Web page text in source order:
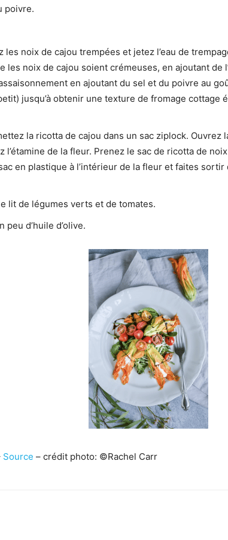
poivre.
noix de cajou trempées et jetez l’eau de
les noix de cajou soient crémeuses, en ajoutant
en ajoutant du sel et du poivre au
jusqu’à obtenir une texture de fromage cottage
la ricotta de cajou dans un sac ziplock. Ouvrez
de la fleur. Prenez le sac de ricotta de
en plastique à l’intérieur de la fleur et faites
lit de légumes verts et de tomates.
d’huile d’olive.
Source – crédit photo: ©Rachel Carr